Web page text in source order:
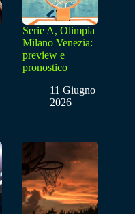
Serie A, Olimpia
Milano Venezia:
preview e
pronostico
11 Giugno
2026